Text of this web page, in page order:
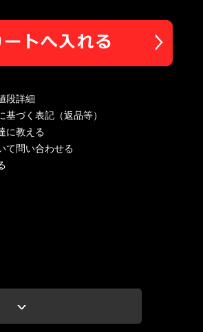
段詳細
基づく表記（返品等）
に教える
て問い合わせる